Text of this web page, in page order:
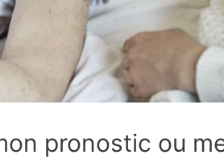
pronostic ou